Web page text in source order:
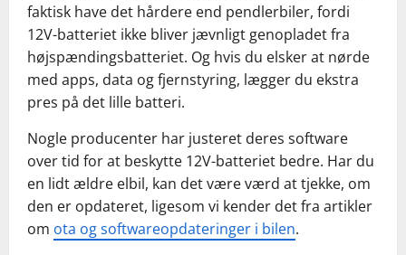
faktisk have det hårdere end pendlerbiler, fordi
12V-batteriet ikke bliver jævnligt genopladet fra
højspændingsbatteriet. Og hvis du elsker at nørde
med apps, data og fjernstyring, lægger du ekstra
pres på det lille batteri.
Nogle producenter har justeret deres software
over tid for at beskytte 12V-batteriet bedre. Har du
en lidt ældre elbil, kan det være værd at tjekke, om
den er opdateret, ligesom vi kender det fra artikler
om ota og softwareopdateringer i bilen.